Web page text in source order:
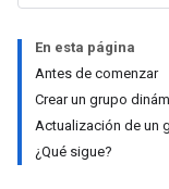
En esta página
Antes de comenzar
Crear un grupo
Actualización de un
¿Qué sigue?